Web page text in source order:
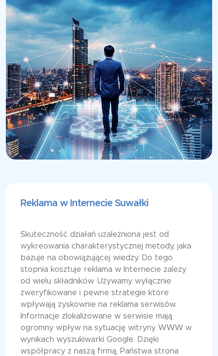
Reklama w Internecie Suwałki
Skuteczność działań uzależniona jest od
wykreowania charakterystycznej metody, jaka
bazuje na obowiązującej wiedzy. Do tego
stopnia kosztuje reklama w Internecie zależy
od wielu składników. Używamy wyłącznie
zweryfikowane i pewne strategie które
wpływają zyskownie na reklama serwisów.
Informacje zlokalizowane w serwisie mają
ogromny wpływ na sytuację witryny WWW w
wynikach wyszukiwarki Google. Dzięki
współpracy z naszą firmą, Państwa strona